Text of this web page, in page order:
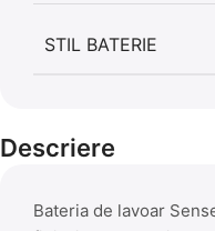
STIL BATERIE
Descriere
Bateria de lavoar